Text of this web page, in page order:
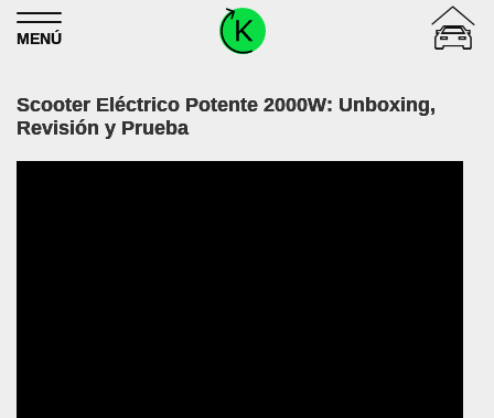
Skip to content
MENÚ
Scooter Eléctrico Potente 2000W: Unboxing,
Revisión y Prueba